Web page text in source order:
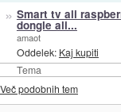
Tema
» Smart tv ali
dongle ali...
amaot
Oddelek: Kaj kupiti
Več podobnih tem